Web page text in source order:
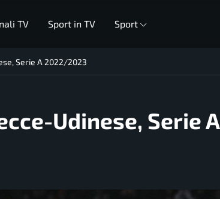
TV Sport in TV Sport
Serie A 2022/2023
Udinese, Serie A